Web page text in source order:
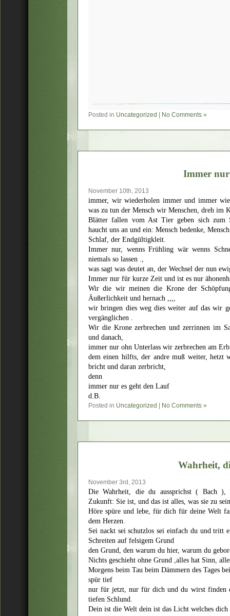
Posted in Uncategorized | No Comments »
Immer nur
November 10th, 2013
immer, wir wiederholen immer und immer
was zu tun der Mensch wir Menschen, dreh im
Blätter fallen vom Ast Tier geben sich zum
haucht uns an und ein: Mensch bedenke,
Schlaf, der Endgültigkleit.
Immer nur, wenns Frühling wär wenns
niemals so lassen .,
was sagt was deutet an, der Wechsel der nun
Immer nur für kurze Zeit und ist es nur
Wir die wir meinen die Krone der
Äußerlichkeit und hernach ,,,,
wir bringen dies weg dies weiter auf das wir
vergänglichen .
Wir die Krone zerbrechen und zerrinnen im
und danach,
immer nur ohn Unterlass wir zerbrechen am
dem einen hilfts, der andre muß weiter, hetzt
bricht und daran zerbricht,
denn
immer nur es geht den Lauf
d.B.
Posted in Uncategorized No Comments »
Wahrheit,
November 3rd, 2013
Die Wahrheit, die du aussprichst ( Bach ),
Zukunft: Sie ist, und das ist alles, was sie zu
Höre spüre und lebe, für dich für deine Welt
dem Herzen.
Sei nackt sei schutzlos sei einfach du und tritt
Schreiten auf felsigem Grund
den Grund, den warum du hier, warum du
Nichts geschieht ohne Grund ,alles hat Sinn,
Morgens beim Tau beim Dämmern des Tages
spür tief
nur für jetzt, nur für dich und du wirst finden
tiefen Schlund.
Dein ist die Welt dein ist das Licht welches